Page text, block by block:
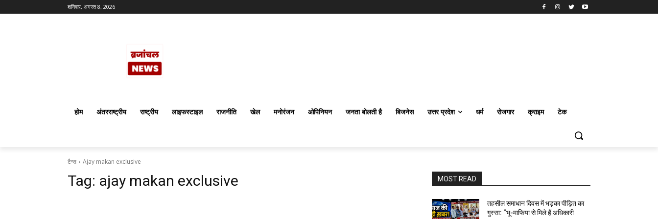
शनिवार, अगस्त 8, 2026
होम अंतरराष्ट्रीय राष्ट्रीय लाइफस्टाइल राजनीति खेल मनोरंजन ओपिनियन जनता बोलती है बिजनेस उत्तर प्रदेश धर्म रोजगार क्राइम टेक
टैग्स Ajay makan exclusive
Tag: ajay makan exclusive MOST READ
तहसील समाधान दिवस में भड़का पीड़ित का
गुस्सा: “भू-माफिया से मिले हैं अधिकारी